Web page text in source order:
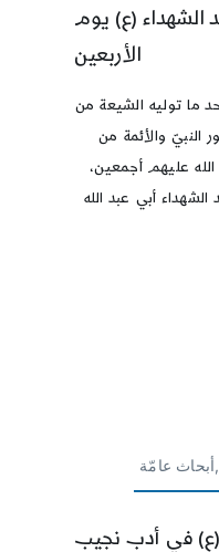
الشهداء (ع) يوم
الأربعين
ما توليه الشيعة من
النبيّ والأئمة من
عليهم أجمعين،
أبي عبد الله
عامّة
في أدب نجيب